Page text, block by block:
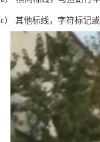
c） 其他标线，字符标记